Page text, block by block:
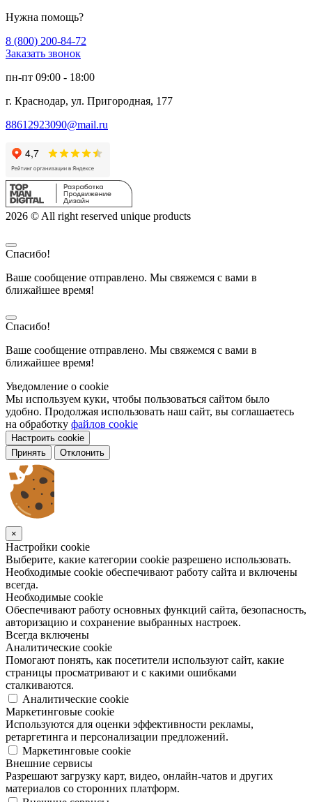
Нужна помощь?
8 (800) 200-84-72
Заказать звонок
пн-пт 09:00 - 18:00
г. Краснодар, ул. Пригородная, 177
88612923090@mail.ru
2026 © All right reserved unique products
Спасибо!
Ваше сообщение отправлено. Мы свяжемся с вами в
ближайшее время!
Спасибо!
Ваше сообщение отправлено. Мы свяжемся с вами в
ближайшее время!
Уведомление о cookie
Мы используем куки, чтобы пользоваться сайтом было
удобно. Продолжая использовать наш сайт, вы соглашаетесь
на обработку файлов cookie
Настроить cookie
Принять
Отклонить
×
Настройки cookie
Выберите, какие категории cookie разрешено использовать.
Необходимые cookie обеспечивают работу сайта и включены
всегда.
Необходимые cookie
Обеспечивают работу основных функций сайта, безопасность,
авторизацию и сохранение выбранных настроек.
Всегда включены
Аналитические cookie
Помогают понять, как посетители используют сайт, какие
страницы просматривают и с какими ошибками
сталкиваются.
Аналитические cookie
Маркетинговые cookie
Используются для оценки эффективности рекламы,
ретаргетинга и персонализации предложений.
Маркетинговые cookie
Внешние сервисы
Разрешают загрузку карт, видео, онлайн-чатов и других
материалов со сторонних платформ.